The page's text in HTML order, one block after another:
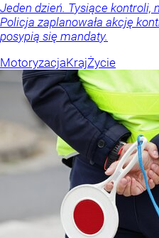
Jeden dzień. Tysiące kontroli,
Policja zaplanowała akcję
posypią się mandaty.
MotoryzacjaKrajŻycie